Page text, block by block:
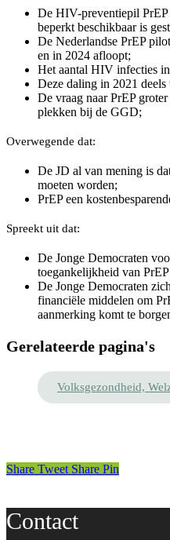
De HIV-preventiepil
beperkt beschikbaar is
De Nederlandse PrEP
en in 2024 afloopt;
Het aantal HIV infecties
Deze daling in 2021 deels
De vraag naar PrEP
plekken bij de GGD;
Overwegende dat:
De JD al van mening is
moeten worden;
PrEP een
Spreekt uit dat:
De Jonge Democraten
toegankelijkheid van
De Jonge Democraten
financiële middelen om
aanmerking komt te
Gerelateerde pagina's
Volksgezondheid,
Share Tweet Share Pin
Contact